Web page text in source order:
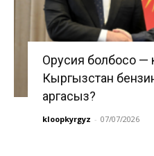
Орусия болбосо —
Кыргызстан
аргасыз?
kloopkyrgyz - 07/07/2026